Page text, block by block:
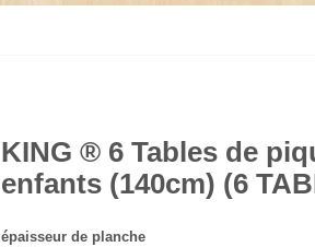
KING ® 6 Tables de
enfants (140cm) (6
épaisseur de planche